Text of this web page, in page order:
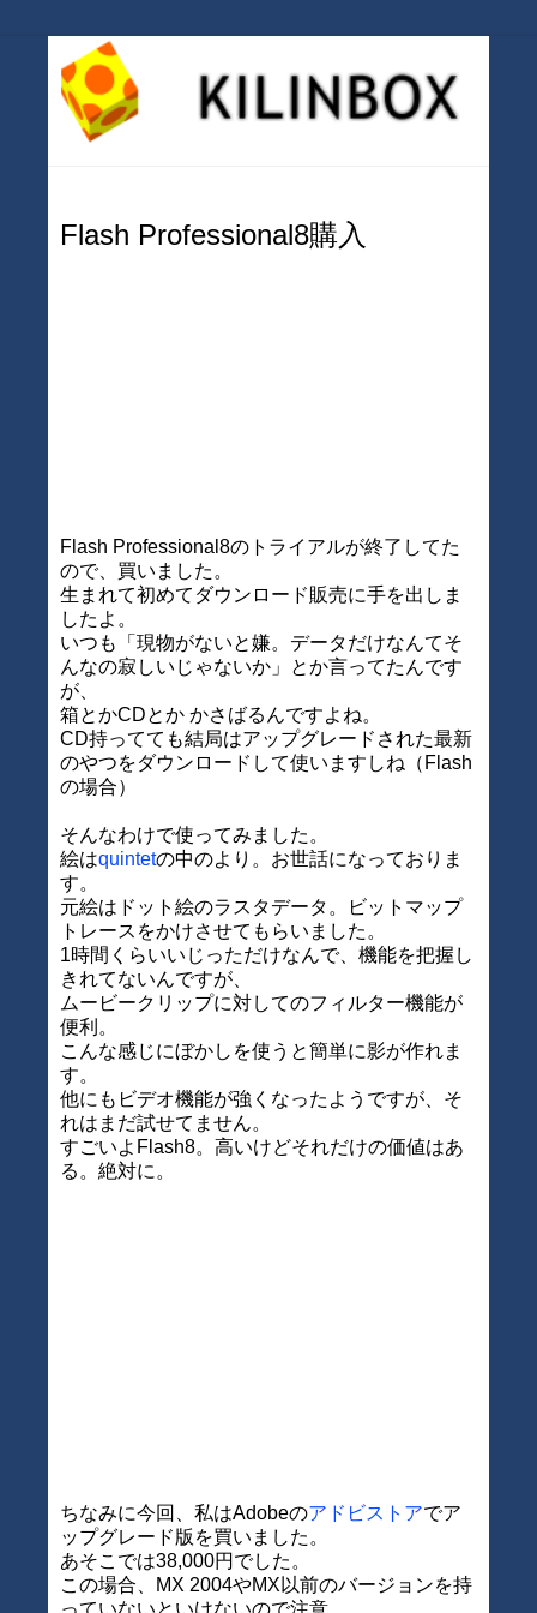
Flash Professional8購入
Flash Professional8のトライアルが終了してた
ので、買いました。
生まれて初めてダウンロード販売に手を出しま
したよ。
いつも「現物がないと嫌。データだけなんてそ
んなの寂しいじゃないか」とか言ってたんです
が、
箱とかCDとか かさばるんですよね。
CD持ってても結局はアップグレードされた最新
のやつをダウンロードして使いますしね（Flash
の場合）
そんなわけで使ってみました。
絵はquintetの中のより。お世話になっておりま
す。
元絵はドット絵のラスタデータ。ビットマップ
トレースをかけさせてもらいました。
1時間くらいいじっただけなんで、機能を把握し
きれてないんですが、
ムービークリップに対してのフィルター機能が
便利。
こんな感じにぼかしを使うと簡単に影が作れま
す。
他にもビデオ機能が強くなったようですが、そ
れはまだ試せてません。
すごいよFlash8。高いけどそれだけの価値はあ
る。絶対に。
ちなみに今回、私はAdobeのアドビストアでア
ップグレード版を買いました。
あそこでは38,000円でした。
この場合、MX 2004やMX以前のバージョンを持
っていないといけないので注意。